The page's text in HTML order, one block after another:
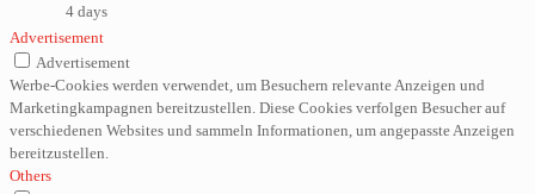
4 days
Advertisement
Advertisement
Werbe-Cookies werden verwendet, um Besuchern relevante Anzeigen und
Marketingkampagnen bereitzustellen. Diese Cookies verfolgen Besucher auf
verschiedenen Websites und sammeln Informationen, um angepasste Anzeigen
bereitzustellen.
Others